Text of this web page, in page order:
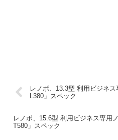
レノボ、13.3型 利用ビジネ
L380」スペック
レノボ、15.6型 利用ビジネス専用
T580」スペック